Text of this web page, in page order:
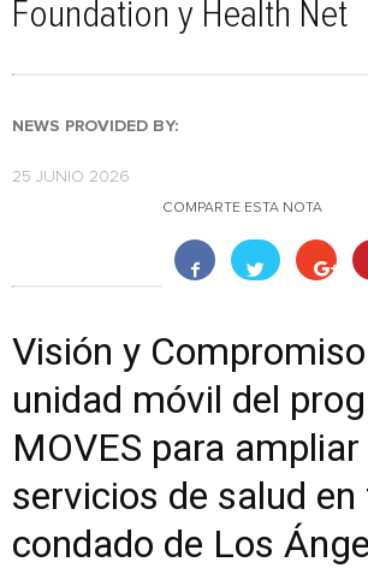
Foundation y Health Net
NEWS PROVIDED BY:
25 JUNIO 2026
COMPARTE ESTA NOTA
Visión y
unidad móvil del
MOVES para ampliar
servicios de salud en
condado de Los